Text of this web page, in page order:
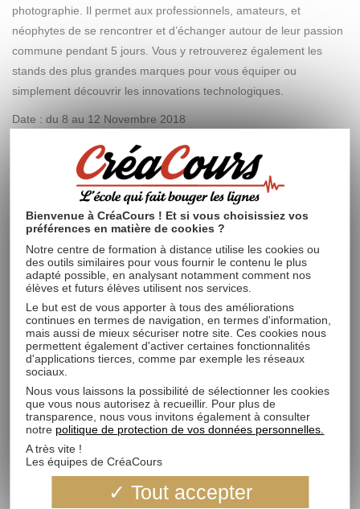
photographie. Il permet aux professionnels, amateurs, et
néophytes de se rencontrer et d’échanger autour de leur passion
commune pendant 5 jours. Vous y retrouverez également les
stands des plus grandes marques pour vous équiper ou
simplement découvrir les innovations technologiques.
Date : du 8 au 12 Novembre 2018
https://www.lesalondelaphoto.com/
Festival International de la Photo
Animalière et de Nature
Ce festival de photographie animalière, qui se veut éco-
responsable, se déroule dans la commune de Montier-en-Der,
une ancienne commune de Haute-Marne. C’est le plus grand
festival européen consacré à la photographie animalière.
Date : du 15 au 18 Novembre 2018
Lieu : Montier-en-Der
Site :http://www.photo-montier.org/
Les lecteurs sympas partagent nos articles. Et
vous ?
FacebookLinkedInTwitterViadeo
Bienvenue à CréaCours ! Et si vous choisissiez vos
préférences en matière de cookies ?
Notre centre de formation à distance utilise les cookies ou
des outils similaires pour vous fournir le contenu le plus
adapté possible, en analysant notamment comment nos
élèves et futurs élèves utilisent nos services.
Le but est de vous apporter à tous des améliorations
continues en termes de navigation, en termes d'information,
mais aussi de mieux sécuriser notre site. Ces cookies nous
permettent également d'activer certaines fonctionnalités
d'applications tierces, comme par exemple les réseaux
sociaux.
Nous vous laissons la possibilité de sélectionner les cookies
que vous nous autorisez à recueillir. Pour plus de
transparence, nous vous invitons également à consulter
notre politique de protection de vos données personnelles.
A très vite !
Les équipes de CréaCours
Tout accepter